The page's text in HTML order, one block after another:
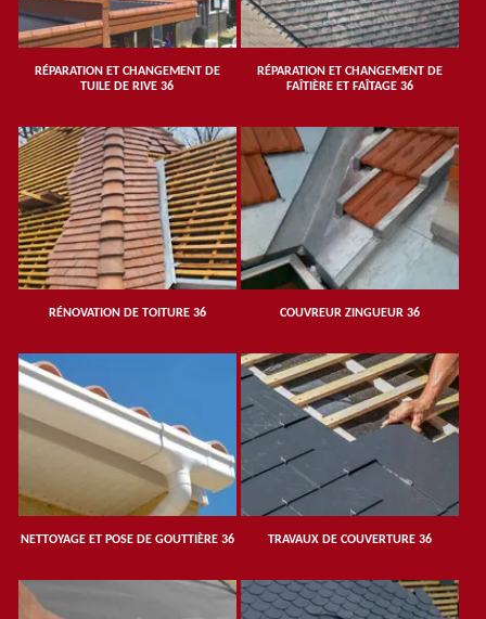
RÉPARATION ET CHANGEMENT DE
TUILE DE RIVE 36
RÉPARATION ET CHANGEMENT DE
FAÎTIÈRE ET FAÎTAGE 36
RÉNOVATION DE TOITURE 36 COUVREUR ZINGUEUR 36
NETTOYAGE ET POSE DE GOUTTIÈRE 36 TRAVAUX DE COUVERTURE 36